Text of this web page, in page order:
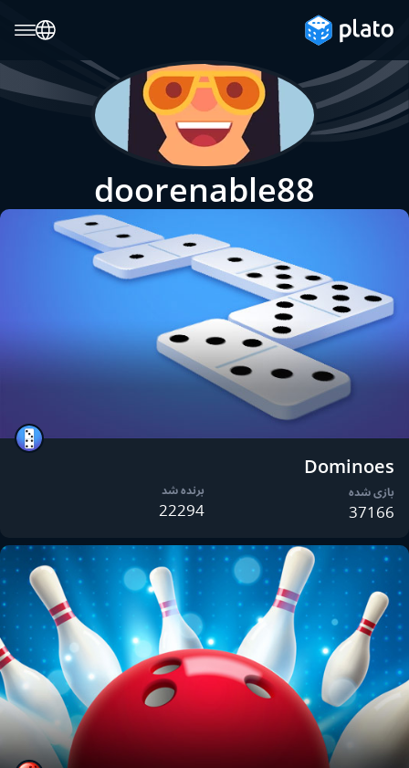
doorenable88
Dominoes
بازی شده
37166
برنده شد
22294